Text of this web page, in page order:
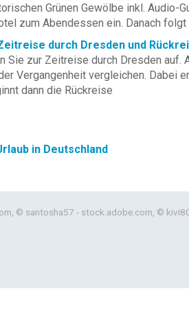
Grünen Gewölbe inkl. Audio-
zum Abendessen ein. Danach
durch Dresden und
Sie zur Zeitreise durch Dresden
Vergangenheit vergleichen.
dann die Rückreise
in Deutschland
© santosha57 - stock.adobe.com, ©